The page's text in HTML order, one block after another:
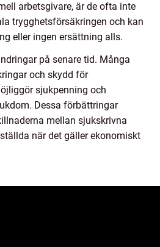
arbetsgivare, är de ofta inte
trygghetsförsäkringen och kan
eller ingen ersättning alls.
på senare tid. Många
och skydd för
sjukpenning och
Dessa förbättringar
mellan sjukskrivna
när det gäller ekonomiskt